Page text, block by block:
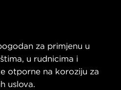
za primjenu u
u rudnicima i
otporne na koroziju za
uslova.